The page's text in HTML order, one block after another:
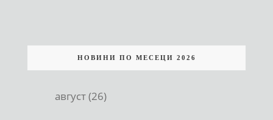
НОВИНИ ПО МЕСЕЦИ 2026
август (26)